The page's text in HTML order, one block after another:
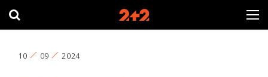
10 09 2024